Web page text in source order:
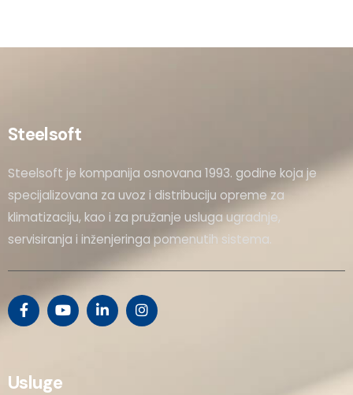
Steelsoft
Steelsoft je kompanija osnovana 1993. godine koja je
specijalizovana za uvoz i distribuciju opreme za
klimatizaciju, kao i za pružanje usluga ugradnje,
servisiranja i inženjeringa pomenutih sistema.
Usluge